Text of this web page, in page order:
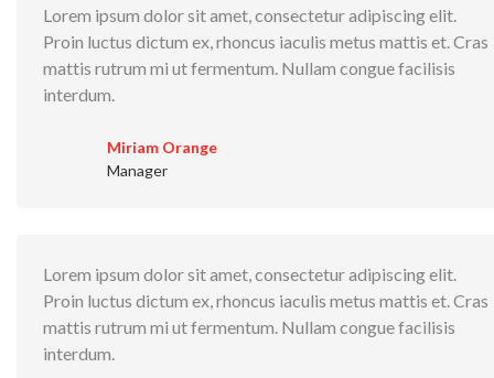
Lorem ipsum dolor sit amet, consectetur adipiscing elit.
Proin luctus dictum ex, rhoncus iaculis metus mattis et. Cras
mattis rutrum mi ut fermentum. Nullam congue facilisis
interdum.
Miriam Orange
Manager
Lorem ipsum dolor sit amet, consectetur adipiscing elit.
Proin luctus dictum ex, rhoncus iaculis metus mattis et. Cras
mattis rutrum mi ut fermentum. Nullam congue facilisis
interdum.